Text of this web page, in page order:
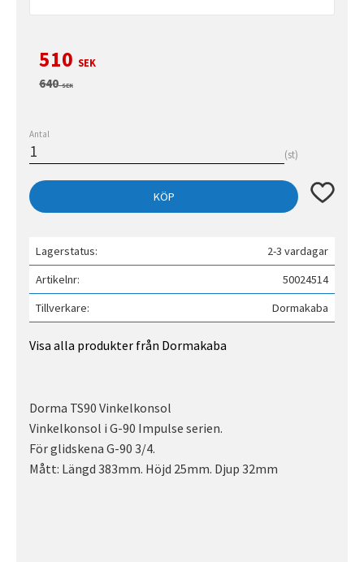
Nedsatt pris:
510 SEK
Ordinarie pris:
640SEK
Antal
st
KÖP Lägg till
Lagerstatus
2-3 vardagar
Artikelnr
50024514
Tillverkare
Dormakaba
Visa alla produkter från Dormakaba
Dorma TS90 Vinkelkonsol
Vinkelkonsol i G-90 Impulse serien.
För glidskena G-90 3/4.
Mått: Längd 383mm. Höjd 25mm. Djup 32mm